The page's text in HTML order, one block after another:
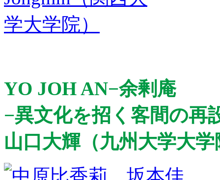
YO JOH AN−余剰庵
−異文化を招く客間の再
山口大輝（九州大学大学